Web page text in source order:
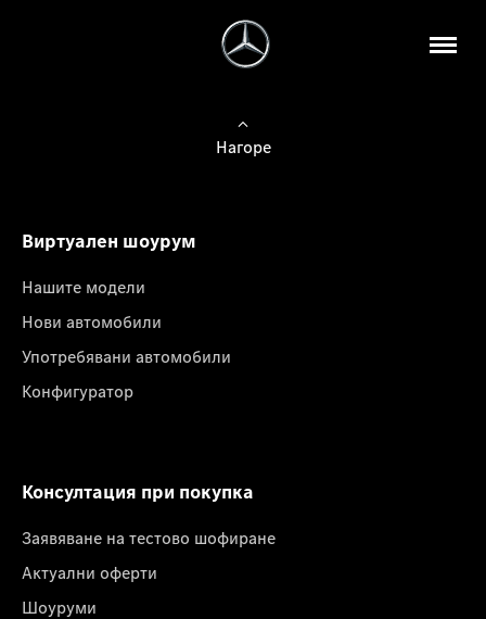
Нагоре
Виртуален шоурум
Нашите модели
Нови автомобили
Употребявани автомобили
Конфигуратор
Консултация при покупка
Заявяване на тестово шофиране
Актуални оферти
Шоуруми